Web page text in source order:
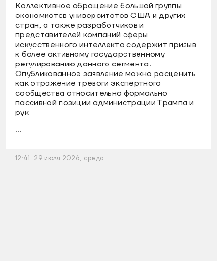
Коллективное обращение большой группы
экономистов университетов США и других
стран, а также разработчиков и
представителей компаний сферы
искусственного интеллекта содержит призыв
к более активному государственному
регулированию данного сегмента.
Опубликованное заявление можно расценить
как отражение тревоги экспертного
сообщества относительно формально
пассивной позиции администрации Трампа и
рук
...
12:41, 29 июля 2026, среда